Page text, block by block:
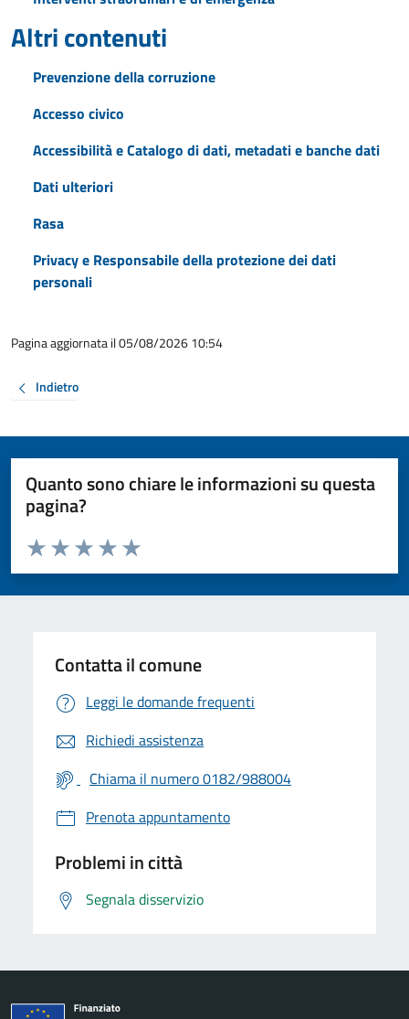
Altri contenuti
Prevenzione della corruzione
Accesso civico
Accessibilità e Catalogo di dati, metadati e banche dati
Dati ulteriori
Rasa
Privacy e Responsabile della protezione dei dati
personali
Pagina aggiornata il 05/08/2026 10:54
Indietro
Quanto sono chiare le informazioni su questa
pagina?
Valuta da 1 a 5 stelle la pagina
Valuta 5 stelle su 5
Valuta 4 stelle su 5
Valuta 3 stelle su 5
Valuta 2 stelle su 5
Valuta 1 stelle su 5
Contatta il comune
Leggi le domande frequenti
Richiedi assistenza
Chiama il numero 0182/988004
Prenota appuntamento
Problemi in città
Segnala disservizio